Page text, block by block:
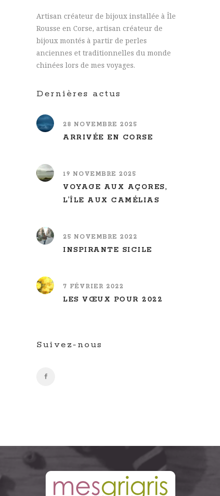
Artisan créateur de bijoux installée à Île
Rousse en Corse, artisan créateur de
bijoux montés à partir de perles
anciennes et traditionnelles du monde
chinées lors de mes voyages.
Dernières actus
28 NOVEMBRE 2025
ARRIVÉE EN CORSE
19 NOVEMBRE 2025
VOYAGE AUX AÇORES,
L’ÎLE AUX CAMÉLIAS
25 NOVEMBRE 2022
INSPIRANTE SICILE
7 FÉVRIER 2022
LES VŒUX POUR 2022
Suivez-nous